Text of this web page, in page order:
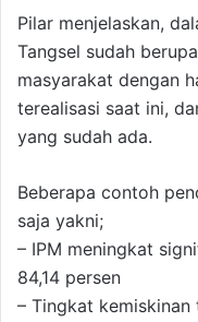
Pilar menjelaskan,
Tangsel sudah
masyarakat dengan
terealisasi saat ini,
yang sudah ada.
Beberapa contoh
saja yakni;
– IPM meningkat
84,14 persen
– Tingkat